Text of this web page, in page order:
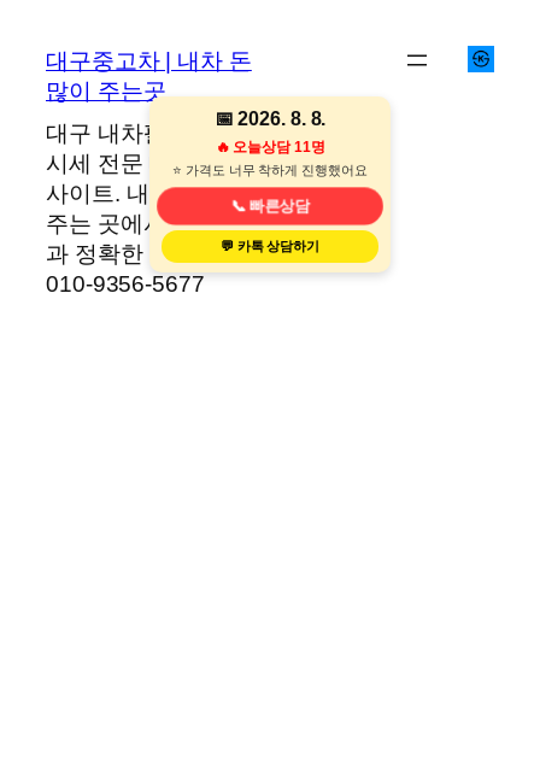
대구중고차 | 내차 돈
많이 주는곳
대구 내차팔기·중고차
시세 전문 대구중고차
사이트. 내차 돈 많이
주는 곳에서 당일 현금
과 정확한 견적, 상담
010-9356-5677
📅 2026. 8. 8.
🔥 오늘상담 11명
⭐ 처음이라 걱정했는데 완전만족!!!
📞 빠른상담
💬 카톡 상담하기